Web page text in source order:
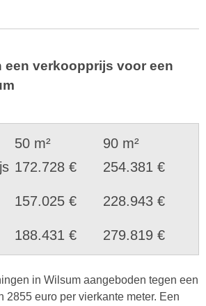
een verkoopprijs voor een
50 m²
90 m²
172.728 €
254.381 €
157.025 € 228.943 €
188.431 € 279.819 €
in Wilsum aangeboden tegen een
2855 euro per vierkante meter. Een